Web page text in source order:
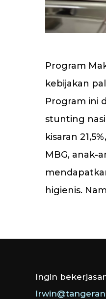
Program
kebijakan
Program ini
stunting
kisaran
MBG, anak-
higienis.
Ingin